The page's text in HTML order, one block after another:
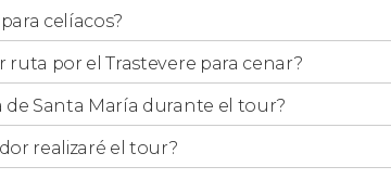
celíacos?
ruta por el Trastevere para cenar?
de Santa María durante el tour?
realizaré el tour?